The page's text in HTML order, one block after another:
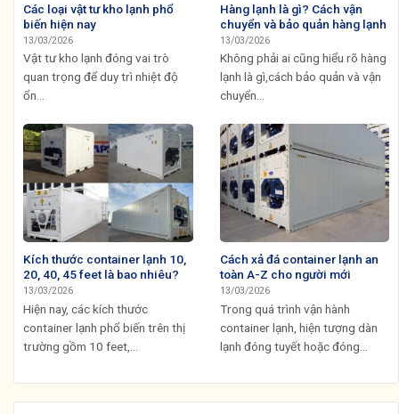
Các loại vật tư kho lạnh phổ
biến hiện nay
13/03/2026
Vật tư kho lạnh đóng vai trò
quan trọng để duy trì nhiệt độ
ổn...
Hàng lạnh là gì? Cách vận
chuyển và bảo quản hàng lạnh
13/03/2026
Không phải ai cũng hiểu rõ hàng
lạnh là gì,cách bảo quản và vận
chuyển...
Kích thước container lạnh 10,
20, 40, 45 feet là bao nhiêu?
13/03/2026
Hiện nay, các kích thước
container lạnh phổ biến trên thị
trường gồm 10 feet,...
Cách xả đá container lạnh an
toàn A-Z cho người mới
13/03/2026
Trong quá trình vận hành
container lạnh, hiện tượng dàn
lạnh đóng tuyết hoặc đóng...